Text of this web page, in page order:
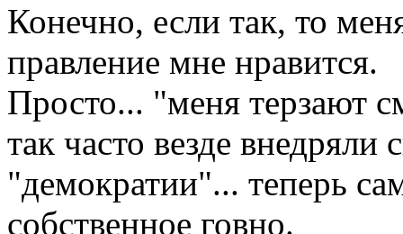
Конечно, если так, то
правление мне нравится.
Просто... "меня терзают
так часто везде внедряли
"демократии"... теперь
собственное говно.